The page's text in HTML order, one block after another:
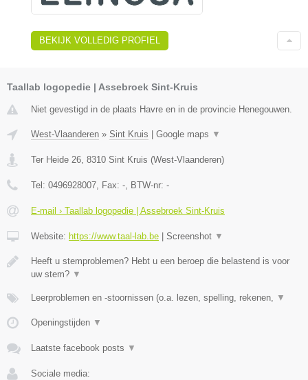
BEKIJK VOLLEDIG PROFIEL
Taallab logopedie | Assebroek Sint-Kruis
Niet gevestigd in de plaats Havre en in de provincie Henegouwen.
West-Vlaanderen » Sint Kruis Google maps ▼
Ter Heide 26, 8310 Sint Kruis (West-Vlaanderen)
Tel: 0496928007, Fax: -, BTW-nr: -
E-mail › Taallab logopedie | Assebroek Sint-Kruis
Website: https://www.taal-lab.be Screenshot ▼
Heeft u stemproblemen? Hebt u een beroep die belastend is voor
uw stem? ▼
Leerproblemen en -stoornissen (o.a. lezen, spelling, rekenen, ▼
Openingstijden ▼
Laatste facebook posts ▼
Sociale media: